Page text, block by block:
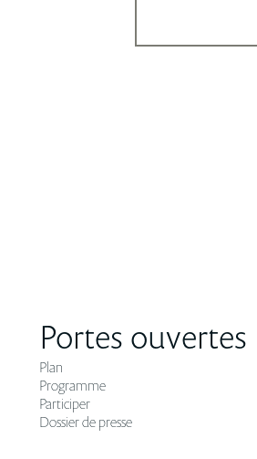
Portes ouvertes
Plan
Programme
Participer
Dossier de presse